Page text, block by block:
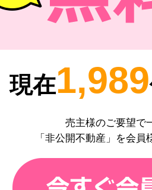
現在1,989
売主様のご要望で
「非公開不動産」を会員